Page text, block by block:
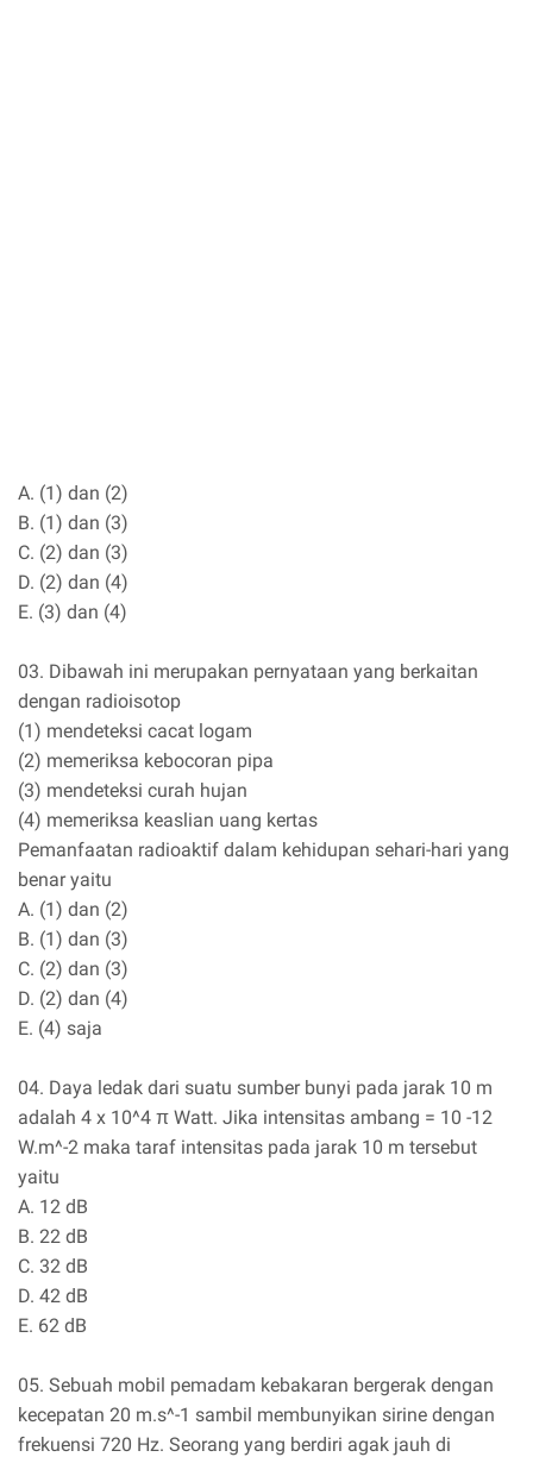
A. (1) dan (2)
B. (1) dan (3)
C. (2) dan (3)
D. (2) dan (4)
E. (3) dan (4)
03. Dibawah ini merupakan pernyataan yang berkaitan
dengan radioisotop
(1) mendeteksi cacat logam
(2) memeriksa kebocoran pipa
(3) mendeteksi curah hujan
(4) memeriksa keaslian uang kertas
Pemanfaatan radioaktif dalam kehidupan sehari-hari yang
benar yaitu
A. (1) dan (2)
B. (1) dan (3)
C. (2) dan (3)
D. (2) dan (4)
E. (4) saja
04. Daya ledak dari suatu sumber bunyi pada jarak 10 m
adalah 4 x 10^4 π Watt. Jika intensitas ambang = 10 -12
W.m^-2 maka taraf intensitas pada jarak 10 m tersebut
yaitu
A. 12 dB
B. 22 dB
C. 32 dB
D. 42 dB
E. 62 dB
05. Sebuah mobil pemadam kebakaran bergerak dengan
kecepatan 20 m.s^-1 sambil membunyikan sirine dengan
frekuensi 720 Hz. Seorang yang berdiri agak jauh di